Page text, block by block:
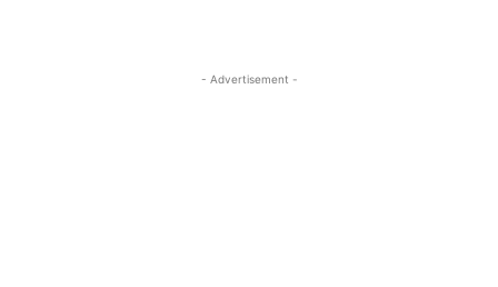
- Advertisement -